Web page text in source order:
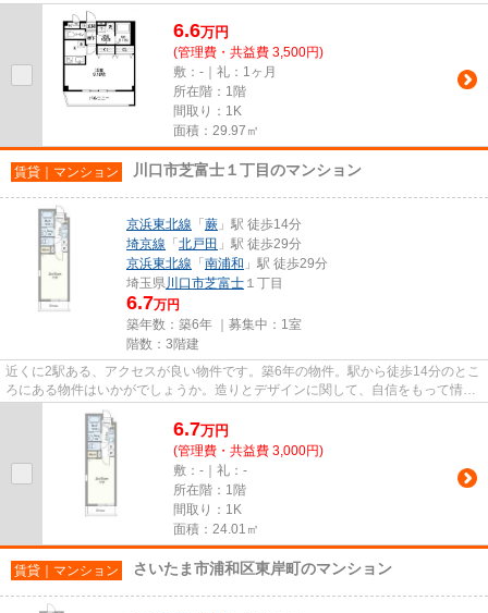
ます。当社スタッフが地域の賃...
6.6万円
(管理費・共益費 3,500円)
敷：-｜礼：1ヶ月
所在階：1階
間取り：1K
面積：29.97㎡
賃貸｜マンション 川口市芝富士１丁目のマンション
京浜東北線 「 蕨 」駅 徒歩14分
埼京線 「 北戸田 」駅 徒歩29分
京浜東北線 「 南浦和 」駅 徒歩29分
埼玉県川口市芝富士 １丁目
6.7万円
築年数：築6年 ｜募集中： 1室
階数：3階建
近くに2駅ある、アクセスが良い物件です。築6年の物件。駅から徒歩14分のとこ
ろにある物件はいかがでしょうか。造りとデザインに関して、自信をもって情報
を提供できるマンションです...
6.7万円
(管理費・共益費 3,000円)
敷：-｜礼：-
所在階：1階
間取り：1K
面積：24.01㎡
賃貸｜マンション さいたま市浦和区東岸町のマンション